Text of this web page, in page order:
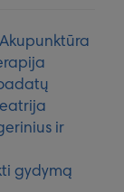
Akupunktūra
ir
gydymą